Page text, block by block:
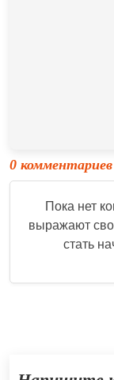
0 комментариев
Пока нет
выражают
стать